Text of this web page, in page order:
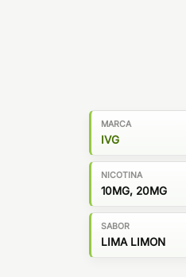
MARCA
IVG
NICOTINA
10MG, 20MG
SABOR
LIMA LIMON